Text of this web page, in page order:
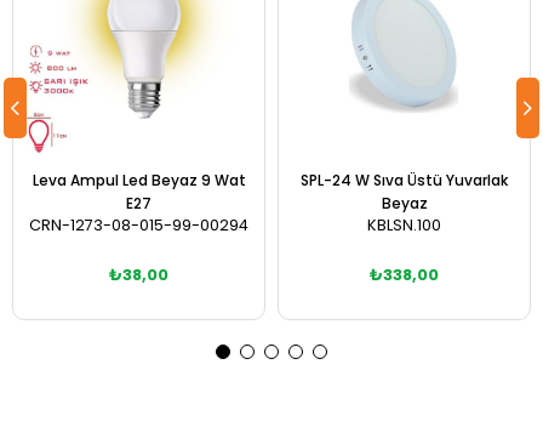
Leva Ampul Led Beyaz 9 Wat
E27
CRN-1273-08-015-99-00294
₺38,00
SPL-24 W Sıva Üstü Yuvarlak
Beyaz
KBLSN.100
₺338,00